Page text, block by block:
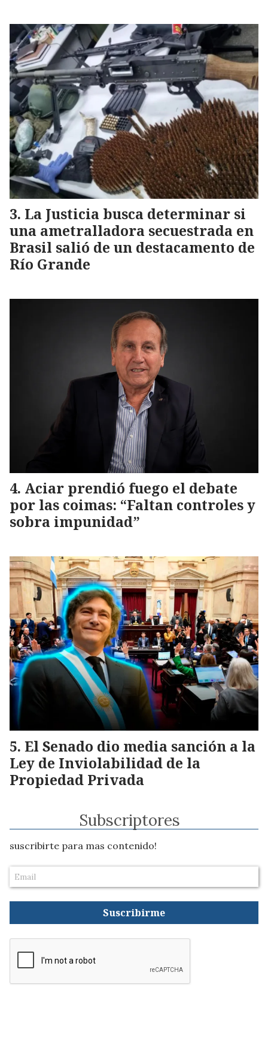
La Justicia busca determinar si
una ametralladora secuestrada en
Brasil salió de un destacamento de
Río Grande
Aciar prendió fuego el debate
por las coimas: “Faltan controles y
sobra impunidad”
El Senado dio media sanción a la
Ley de Inviolabilidad de la
Propiedad Privada
Subscriptores
suscribirte para mas contenido!
Suscribirme